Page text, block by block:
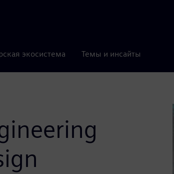
экосистема Темы и инсайты